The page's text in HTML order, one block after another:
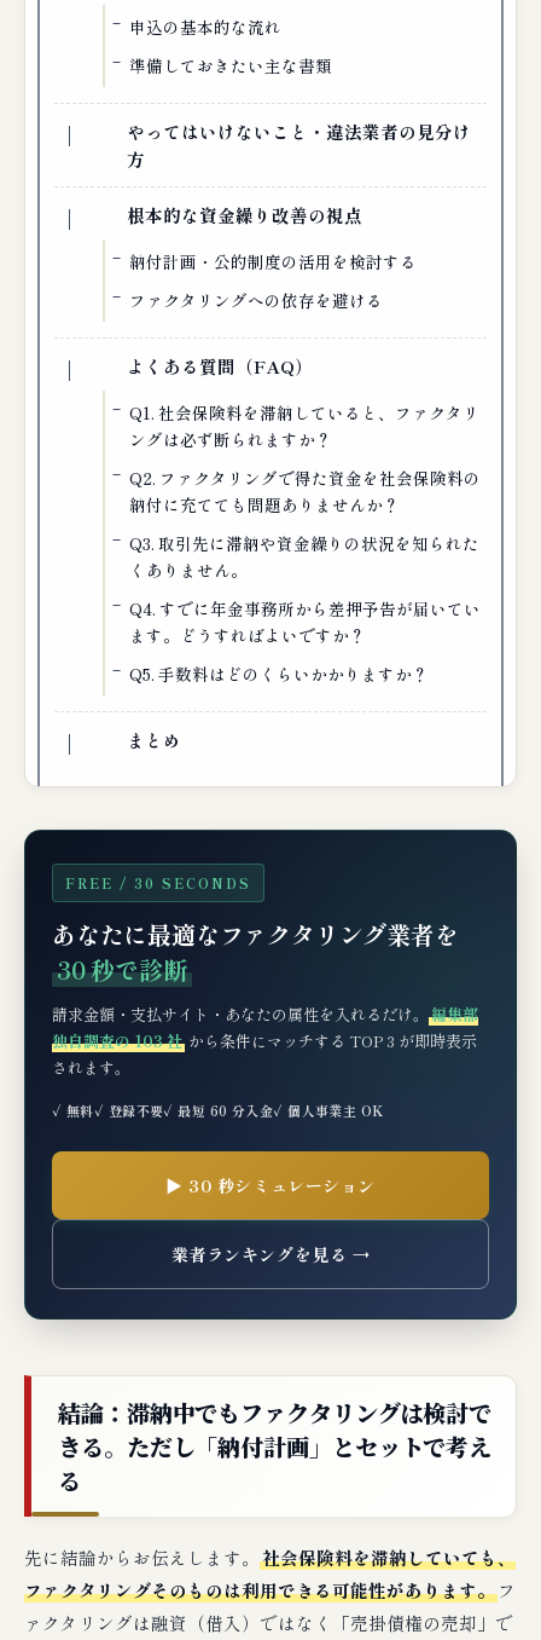
申込の基本的な流れ
準備しておきたい主な書類
やってはいけないこと・違法業者の見分け
方
根本的な資金繰り改善の視点
納付計画・公的制度の活用を検討する
ファクタリングへの依存を避ける
よくある質問（FAQ）
Q1. 社会保険料を滞納していると、ファクタリ
ングは必ず断られますか？
Q2. ファクタリングで得た資金を社会保険料の
納付に充てても問題ありませんか？
Q3. 取引先に滞納や資金繰りの状況を知られた
くありません。
Q4. すでに年金事務所から差押予告が届いてい
ます。どうすればよいですか？
Q5. 手数料はどのくらいかかりますか？
まとめ
FREE / 30 SECONDS
あなたに最適なファクタリング業者を
30 秒で診断
請求金額・支払サイト・あなたの属性を入れるだけ。 編集部
独自調査の 103 社 から条件にマッチする TOP 3 が即時表示
されます。
✓ 無料✓ 登録不要✓ 最短 60 分入金✓ 個人事業主 OK
▶ 30 秒シミュレーション
業者ランキングを見る →
結論：滞納中でもファクタリングは検討で
きる。ただし「納付計画」とセットで考え
る
先に結論からお伝えします。 社会保険料を滞納していても、
ファクタリングそのものは利用できる可能性があります。 フ
ァクタリングは融資（借入）ではなく「売掛債権の売却」で